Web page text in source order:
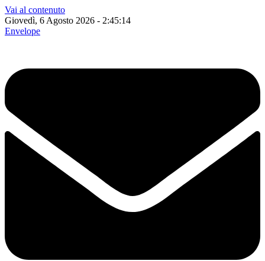
Vai al contenuto
Giovedì, 6 Agosto 2026 - 2:45:15
Envelope